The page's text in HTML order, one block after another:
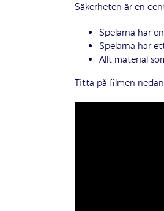
Säkerheten är en
Spelarna har
Spelarna har
Allt material
Titta på filmen